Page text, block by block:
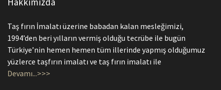
Taş fırın İmalatı üzerine babadan kalan mesleğimizi,
1994’den beri yılların vermiş olduğu tecrübe ile bugün
Türkiye’nin hemen hemen tüm illerinde yapmış olduğumuz
yüzlerce taşfırın imalatı ve taş fırın imalatı ile
Devamı...>>>